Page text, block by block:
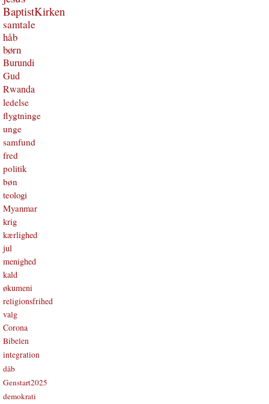
BaptistKirken
samtale
håb
børn
Burundi
Gud
Rwanda
ledelse
flygtninge
unge
samfund
fred
politik
bøn
teologi
Myanmar
krig
kærlighed
jul
menighed
kald
økumeni
religionsfrihed
valg
Corona
Bibelen
integration
dåb
Genstart2025
demokrati